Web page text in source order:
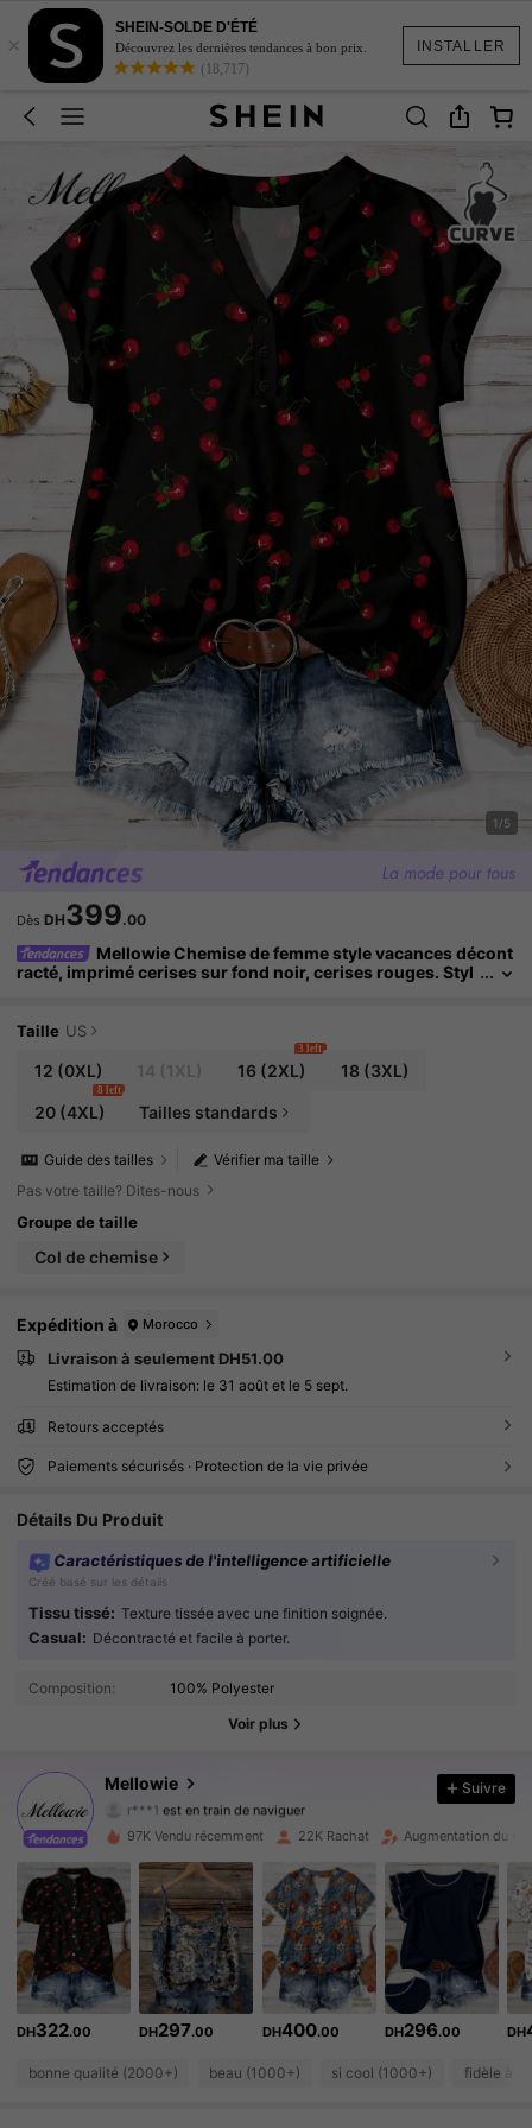
INSTALLER
×
SHEIN-SOLDE D'ÉTÉ
Découvrez les dernières tendances à bon prix.
(18,717)
1/5
Dès DH399.00
Mellowie Chemise de femme style vacances décont
racté, imprimé cerises sur fond noir, cerises rouges. Styl
Taille US
12 (0XL) 16 (2XL)
3 left
18 (3XL)
20(4XL)
8 left
Tailles standards
Vérifier ma taille
Guide des tailles
Pas votre taille? Dites-nous
Groupe de taille
Col de chemise
Expédition à Morocco
Livraison à seulement DH51.00
Estimation de livraison: le 31 août et le 5 sept.
Retours acceptés
Paiements sécurisés · Protection de la vie privée
Détails Du Produit
Caractéristiques de l'intelligence artificielle
Créé basé sur les détails
Tissu tissé: Texture tissée avec une finition soignée.
Casual: Décontracté et facile à porter.
Composition: 100% Polyester
Voir plus
Mellowie
r***1 est en train de naviguer
11K Suiveurs
11K Suiveurs
4.77 11K Suiveurs
4.77 11K Suiveurs
11K Suiveurs
Suivre
97K Vendu récemment 22K Rachat Augmentation du
DH322.00 DH297.00 DH400.00 DH296.00 DH
bonne qualité (2000+) beau (1000+) si cool (1000+) fidèle à